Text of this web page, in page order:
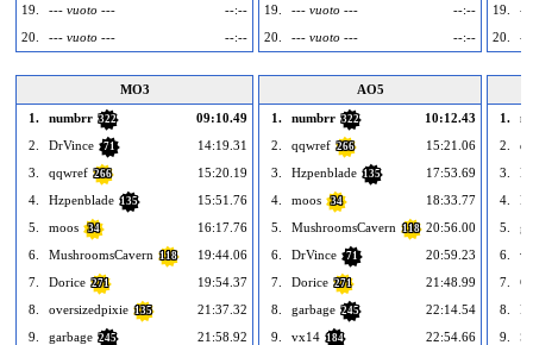
19.
--- vuoto ---
--:--
20.
--- vuoto --- --:--
19.
--- vuoto ---
--:--
20.
--- vuoto --- --:--
19.
20.
MO3
1.
numbrr 322
09:10.49
2.
DrVince 71
14:19.31
3.
qqwref 266
15:20.19
4.
Hzpenblade 135
15:51.76
5.
moos 34
16:17.76
6.
MushroomsCavern 118
19:44.06
7.
Dorice 271
19:54.37
8.
oversizedpixie 135
21:37.32
9.
garbage 245
21:58.92
AO5
1.
numbrr 322
10:12.43
2.
qqwref 266
15:21.06
3.
Hzpenblade 135
17:53.69
4.
moos 34
18:33.77
5.
MushroomsCavern 118 20:56.00
6.
DrVince 71
20:59.23
7.
Dorice 271
21:48.99
8.
garbage 245
22:14.54
9.
vx14 184
22:54.66
1.
2.
3.
4.
5.
6.
7.
8.
9.